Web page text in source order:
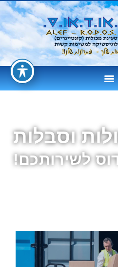
וסבלות
לשירותכם!